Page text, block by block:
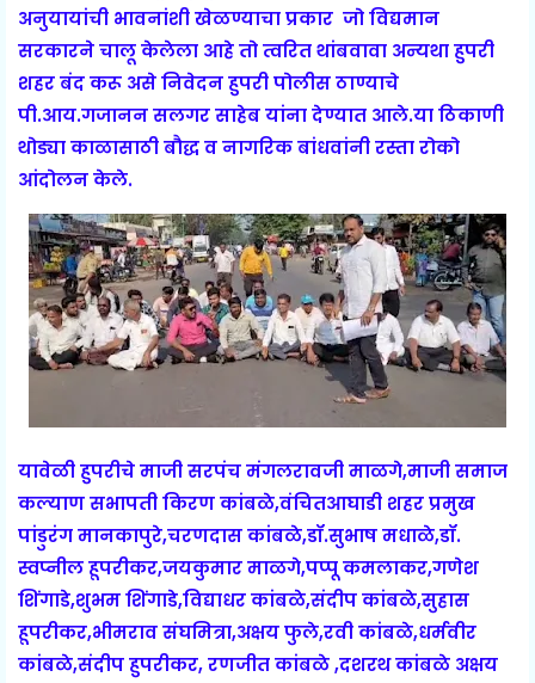
अनुयायांची भावनांशी खेळण्याचा प्रकार जो विद्यमान
सरकारने चालू केलेला आहे तो त्वरित थांबवावा अन्यथा हुपरी
शहर बंद करू असे निवेदन हुपरी पोलीस ठाण्याचे
पी.आय.गजानन सलगर साहेब यांना देण्यात आले.या ठिकाणी
थोड्या काळासाठी बौद्ध व नागरिक बांधवांनी रस्ता रोको
आंदोलन केले.
यावेळी हुपरीचे माजी सरपंच मंगलरावजी माळगे,माजी समाज
कल्याण सभापती किरण कांबळे,वंचितआघाडी शहर प्रमुख
पांडुरंग मानकापुरे,चरणदास कांबळे,डॉ.सुभाष मधाळे,डॉ.
स्वप्नील हूपरीकर,जयकुमार माळगे,पप्पू कमलाकर,गणेश
शिंगाडे,शुभम शिंगाडे,विद्याधर कांबळे,संदीप कांबळे,सुहास
हूपरीकर,भीमराव संघमित्रा,अक्षय फुले,रवी कांबळे,धर्मवीर
कांबळे,संदीप हुपरीकर, रणजीत कांबळे ,दशरथ कांबळे अक्षय